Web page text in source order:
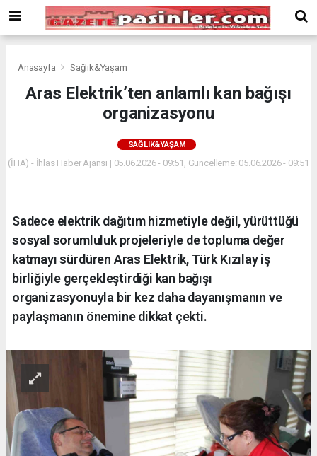
Bonusu
Veren
deneme
siteler
Veren
Anasayfa Sağlık&Yaşam
Aras Elektrik’ten anlamlı kan bağışı
organizasyonu
SAĞLIK&YAŞAM
(İHA) - İhlas Haber Ajansı | 05.06.2026 - 09:51, Güncelleme: 05.06.2026 - 09:51
Sadece elektrik dağıtım hizmetiyle değil, yürüttüğü
sosyal sorumluluk projeleriyle de topluma değer
katmayı sürdüren Aras Elektrik, Türk Kızılay iş
birliğiyle gerçekleştirdiği kan bağışı
organizasyonuyla bir kez daha dayanışmanın ve
paylaşmanın önemine dikkat çekti.